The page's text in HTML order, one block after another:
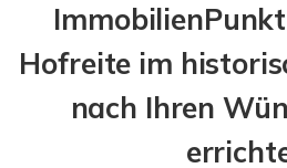
Hofreite im
nach Ihren